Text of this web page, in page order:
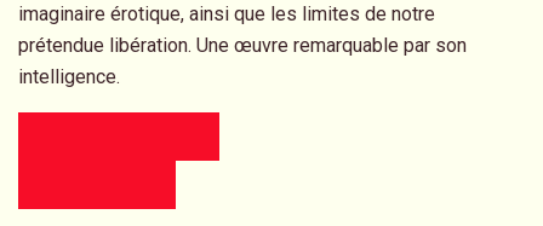
imaginaire érotique, ainsi que les limites de notre
prétendue libération. Une œuvre remarquable par son
intelligence.